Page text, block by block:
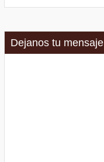
Dejanos tu mensaje